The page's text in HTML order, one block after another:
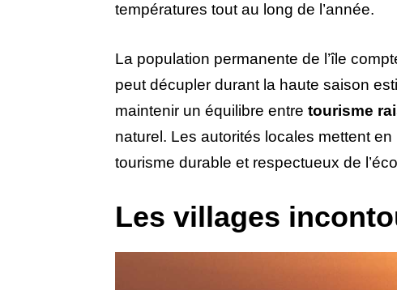
températures tout au long de l’année.
La population permanente de l’île
peut décupler durant la haute saison
maintenir un équilibre entre tourisme
naturel. Les autorités locales mettent
tourisme durable et respectueux de
Les villages